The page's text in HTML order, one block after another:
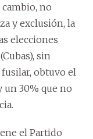
no
y exclusión, la
elecciones
sin
obtuvo el
un 30% que no
el Partido